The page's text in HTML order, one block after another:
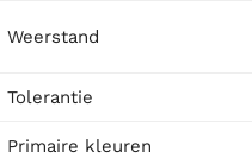
Weerstand
Tolerantie
Primaire kleuren